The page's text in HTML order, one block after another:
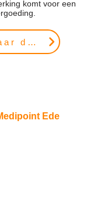
komt voor een
Ga naar de website
Ede